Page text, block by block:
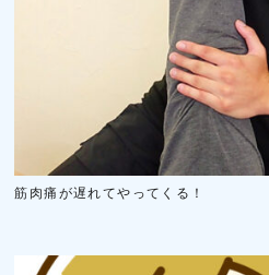
筋肉痛が遅れてやってくる！